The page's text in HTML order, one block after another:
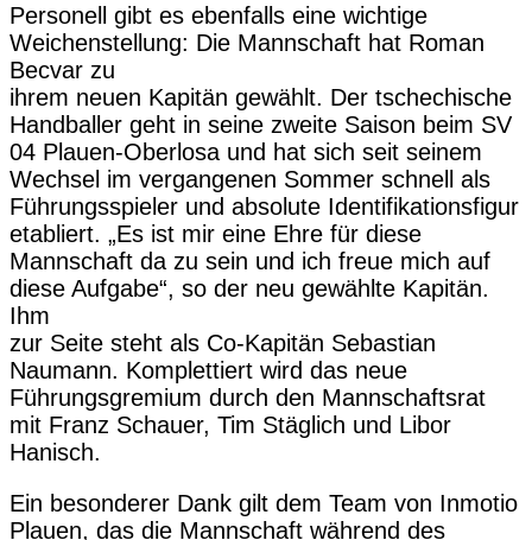
Personell gibt es ebenfalls eine wichtige
Weichenstellung: Die Mannschaft hat Roman
Becvar zu
ihrem neuen Kapitän gewählt. Der tschechische
Handballer geht in seine zweite Saison beim SV
04 Plauen-Oberlosa und hat sich seit seinem
Wechsel im vergangenen Sommer schnell als
Führungsspieler und absolute Identifikationsfigur
etabliert. „Es ist mir eine Ehre für diese
Mannschaft da zu sein und ich freue mich auf
diese Aufgabe“, so der neu gewählte Kapitän.
Ihm
zur Seite steht als Co-Kapitän Sebastian
Naumann. Komplettiert wird das neue
Führungsgremium durch den Mannschaftsrat
mit Franz Schauer, Tim Stäglich und Libor
Hanisch.
Ein besonderer Dank gilt dem Team von Inmotio
Plauen, das die Mannschaft während des